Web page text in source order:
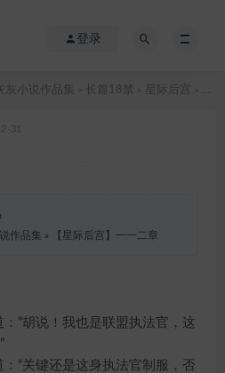
登录
灰小说作品集 长篇18禁 星际后宫
31
作品集 » 【星际后宫】一一二章
胡说！我也是联盟执法官，这
关键还是这身执法官制服，否